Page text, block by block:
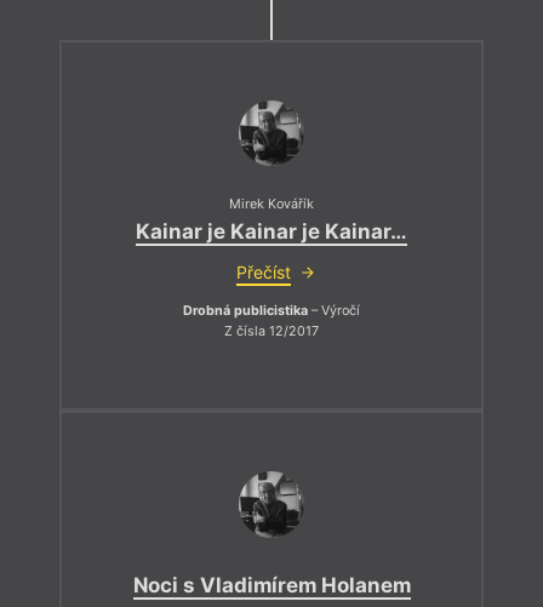
Mirek Kovářík
Kainar je Kainar je Kainar…
Přečíst
Drobná publicistika – Výročí
Z čísla 12/2017
Noci s Vladimírem Holanem